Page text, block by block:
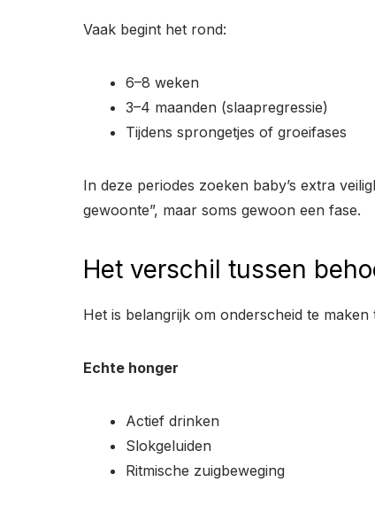
Vaak begint het rond:
6–8 weken
3–4 maanden (slaapregressie)
Tijdens sprongetjes of groeifases
In deze periodes zoeken baby’s extra
gewoonte”, maar soms gewoon een fase.
Het verschil tussen
Het is belangrijk om onderscheid te maken
Echte honger
Actief drinken
Slokgeluiden
Ritmische zuigbeweging